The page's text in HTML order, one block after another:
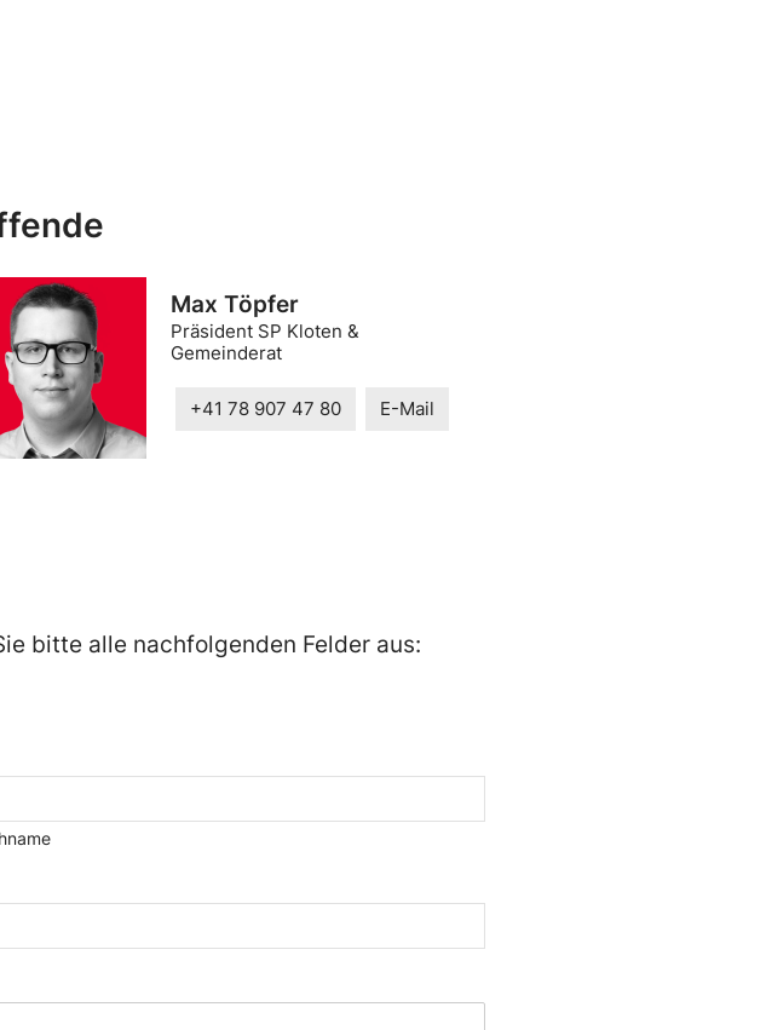
Max Töpfer
Präsident SP Kloten &
Gemeinderat
+41 78 907 47 80 E-Mail
bitte alle nachfolgenden Felder aus: